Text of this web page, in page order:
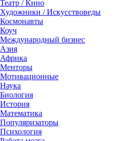
Театр / Кино
Художники / Искусствоведы
Космонавты
Коуч
Международный бизнес
Азия
Африка
Менторы
Мотивационные
Наука
Биология
История
Математика
Популяризаторы
Психология